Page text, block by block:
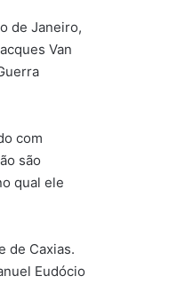
de Janeiro,
Van
com
são
qual ele
de Caxias.
Eudócio